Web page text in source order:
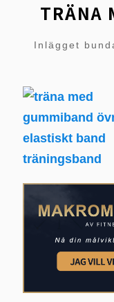
TRÄNA
Inlägget